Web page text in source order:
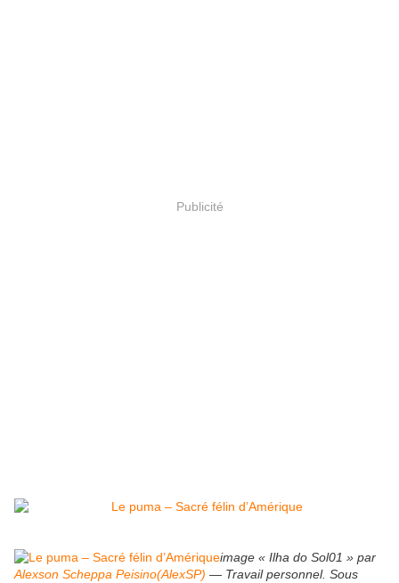
Publicité
image « Ilha do Sol01 » par
Alexson Scheppa Peisino(AlexSP) — Travail personnel. Sous